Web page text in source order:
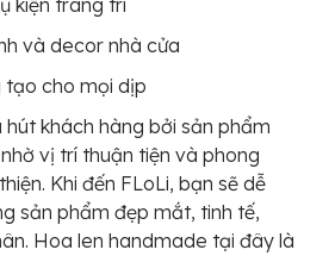
kiện trang trí
và decor nhà cửa
tạo cho mọi dịp
hút khách hàng bởi sản phẩm
vị trí thuận tiện và phong
Khi đến FLoLi, bạn sẽ dễ
sản phẩm đẹp mắt, tinh tế,
Hoa len handmade tại đây là